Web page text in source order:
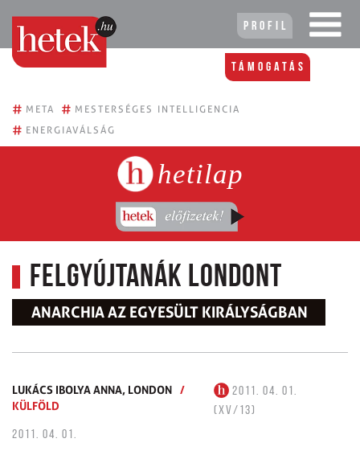
Profil
Támogatás
# META # MESTERSÉGES INTELLIGENCIA
# ENERGIAVÁLSÁG
hetilap
Felgyújtanák Londont
ANARCHIA AZ EGYESÜLT KIRÁLYSÁGBAN
LUKÁCS IBOLYA ANNA, LONDON /
KÜLFÖLD
2011. 04. 01.
(XV/13)
2011. 04. 01.